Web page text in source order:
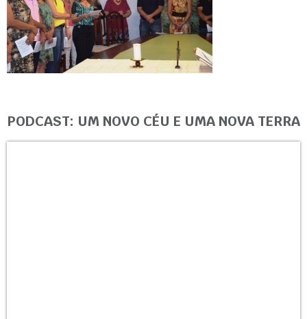
PODCAST: UM NOVO CÉU E UMA NOVA TERRA